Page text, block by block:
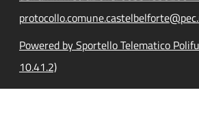
Powered by Sportello Telematico
10.41.2)